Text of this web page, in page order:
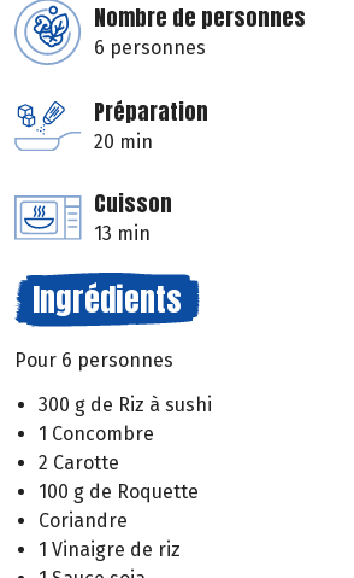
Nombre de personnes
6 personnes
Préparation
20 min
Cuisson
13 min
Ingrédients
Pour 6 personnes
300 g de Riz à sushi
1 Concombre
2 Carotte
100 g de Roquette
Coriandre
1 Vinaigre de riz